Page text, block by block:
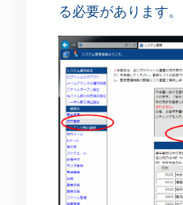
る必要があります。